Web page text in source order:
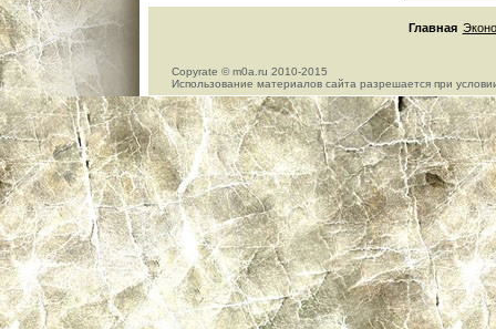
Главная
Copyrate © m0a.ru 2010-2015
Использование материалов сайта разрешается при